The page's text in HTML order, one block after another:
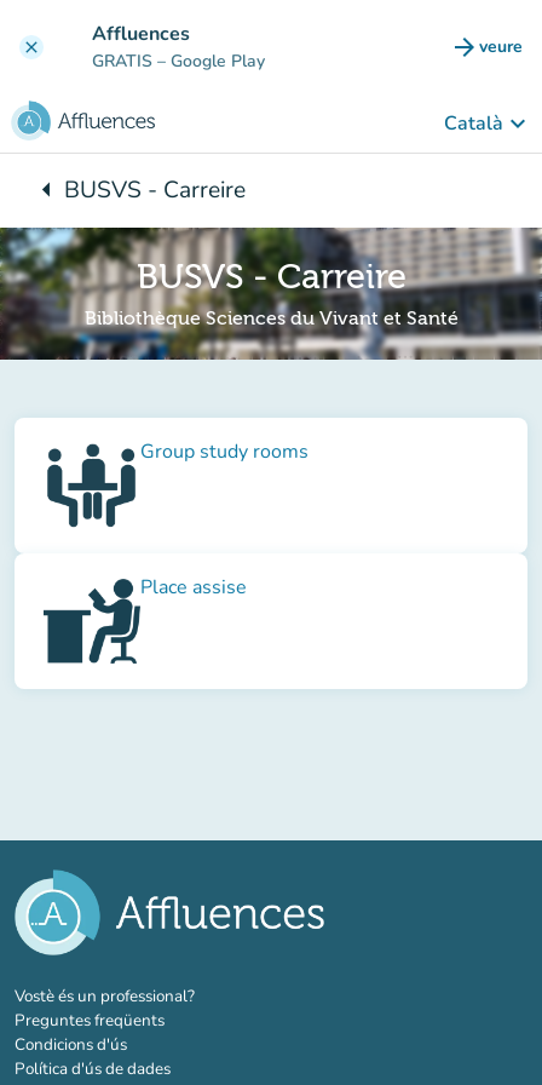
clear Affluences
GRATIS – Google Play arrow_forward veure
(new
Català keyboard_arrow_down
arrow_leftBack to:
BUSVS - Carreire
BUSVS - Carreire
Bibliothèque Sciences du Vivant et Santé
Group study rooms
Place assise
Vostè és un professional?(new tab)
Preguntes freqüents
Condicions d'ús
Política d'ús de dades